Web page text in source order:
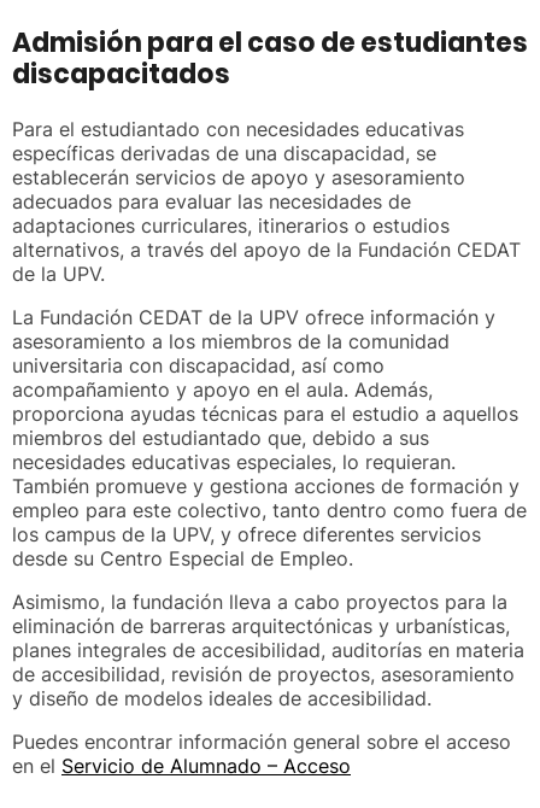
Admisión para el caso de estudiantes
discapacitados
Para el estudiantado con necesidades educativas
específicas derivadas de una discapacidad, se
establecerán servicios de apoyo y asesoramiento
adecuados para evaluar las necesidades de
adaptaciones curriculares, itinerarios o estudios
alternativos, a través del apoyo de la Fundación CEDAT
de la UPV.
La Fundación CEDAT de la UPV ofrece información y
asesoramiento a los miembros de la comunidad
universitaria con discapacidad, así como
acompañamiento y apoyo en el aula. Además,
proporciona ayudas técnicas para el estudio a aquellos
miembros del estudiantado que, debido a sus
necesidades educativas especiales, lo requieran.
También promueve y gestiona acciones de formación y
empleo para este colectivo, tanto dentro como fuera de
los campus de la UPV, y ofrece diferentes servicios
desde su Centro Especial de Empleo.
Asimismo, la fundación lleva a cabo proyectos para la
eliminación de barreras arquitectónicas y urbanísticas,
planes integrales de accesibilidad, auditorías en materia
de accesibilidad, revisión de proyectos, asesoramiento
y diseño de modelos ideales de accesibilidad.
Puedes encontrar información general sobre el acceso
en el Servicio de Alumnado – Acceso